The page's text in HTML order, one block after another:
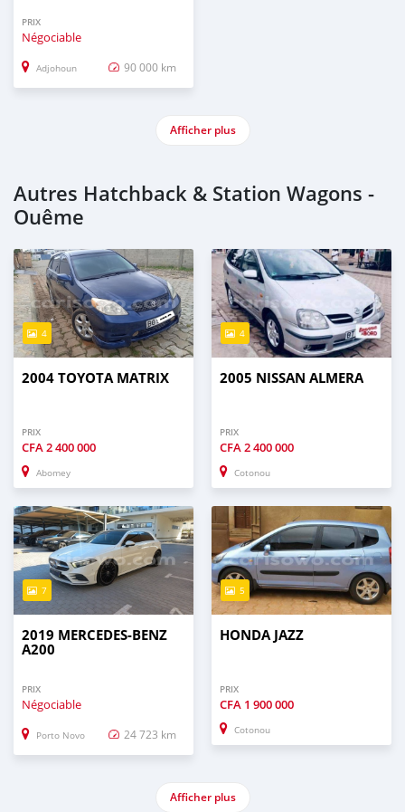
PRIX
Négociable
Adjohoun 90 000 km
Afficher plus
Autres Hatchback & Station Wagons -
Ouême
4
2004 TOYOTA MATRIX
PRIX
CFA2 400 000
Abomey
4
2005 NISSAN ALMERA
PRIX
CFA2 400 000
Cotonou
7
2019 MERCEDES-BENZ
A200
PRIX
Négociable
Porto Novo 24 723 km
5
HONDA JAZZ
PRIX
CFA 1 900 000
Cotonou
Afficher plus